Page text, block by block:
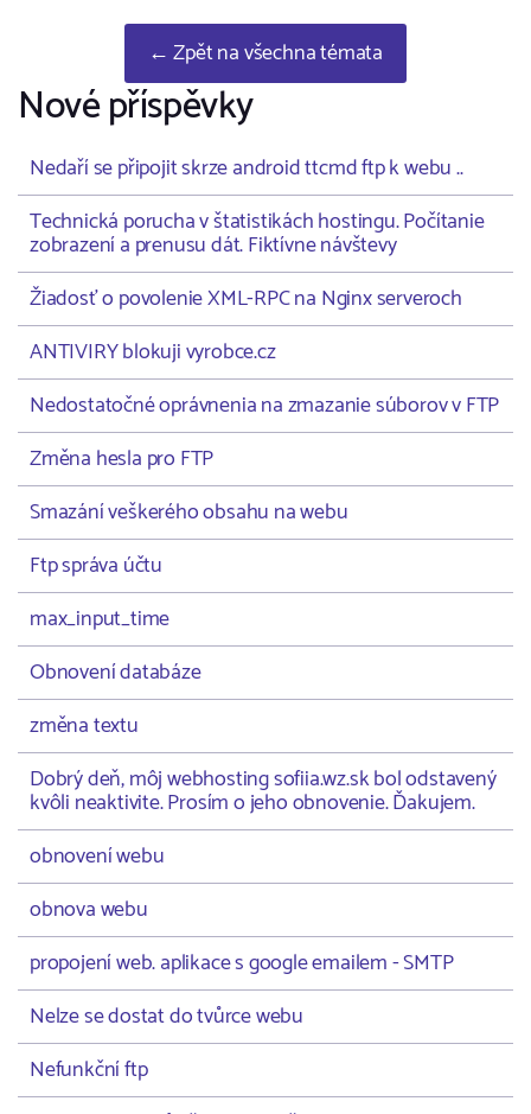
← Zpět na všechna témata
Nové příspěvky
Nedaří se připojit skrze android ttcmd ftp k webu ..
Technická porucha v štatistikách hostingu. Počítanie
zobrazení a prenusu dát. Fiktívne návštevy
Žiadosť o povolenie XML-RPC na Nginx serveroch
ANTIVIRY blokuji vyrobce.cz
Nedostatočné oprávnenia na zmazanie súborov v FTP
Změna hesla pro FTP
Smazání veškerého obsahu na webu
Ftp správa účtu
max_input_time
Obnovení databáze
změna textu
Dobrý deň, môj webhosting sofiia.wz.sk bol odstavený
kvôli neaktivite. Prosím o jeho obnovenie. Ďakujem.
obnovení webu
obnova webu
propojení web. aplikace s google emailem - SMTP
Nelze se dostat do tvůrce webu
Nefunkční ftp